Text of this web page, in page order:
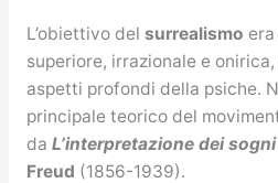
L’obiettivo del surrealismo
superiore, irrazionale e
aspetti profondi della psiche.
principale teorico del
da L’interpretazione dei sogni
Freud (1856-1939).